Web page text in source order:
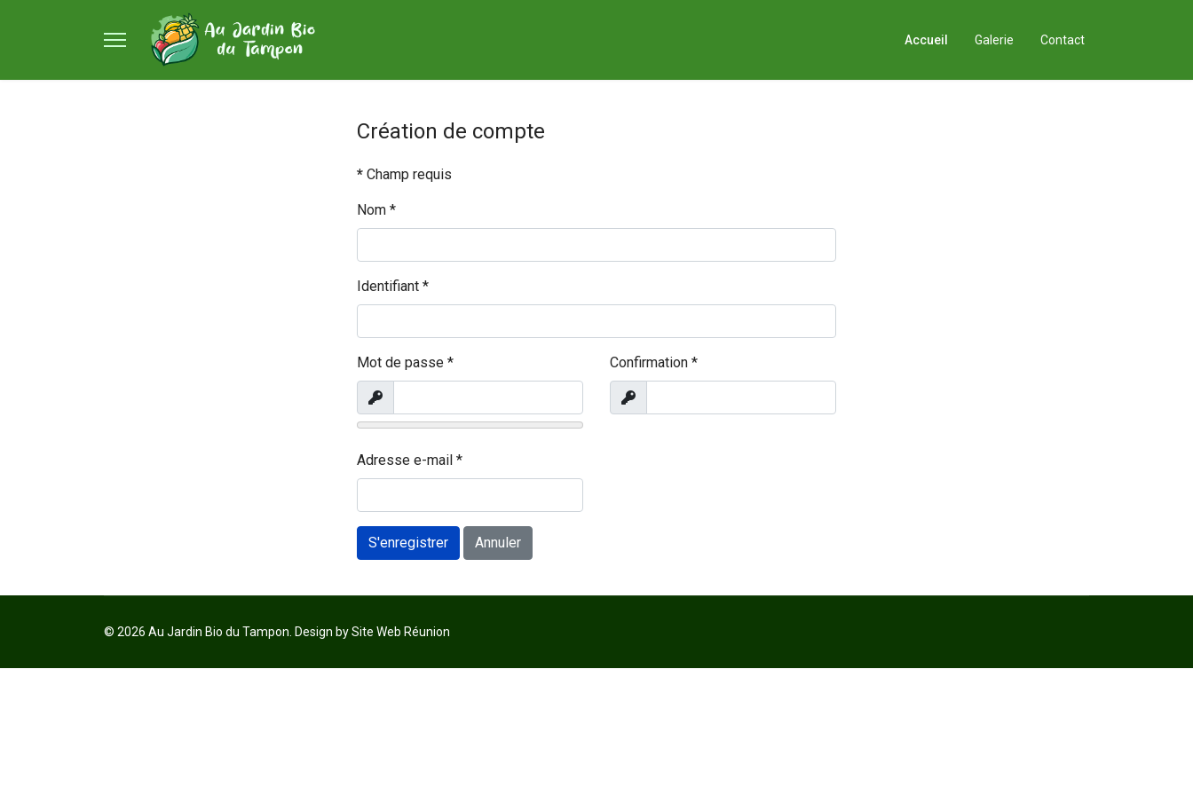
Accueil Galerie Contact
Création de compte
* Champ requis
Nom *
Identifiant *
Mot de passe *
Afficher
Confirmation *
Afficher
Adresse e-mail *
S'enregistrer Annuler
© 2026 Au Jardin Bio du Tampon. Design by Site Web Réunion